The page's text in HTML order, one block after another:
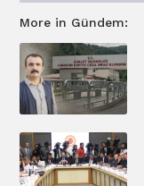
More in Gündem: